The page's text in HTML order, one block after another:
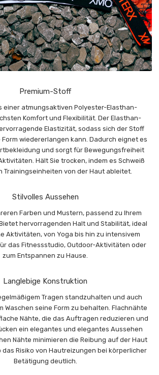
Premium-Stoff
einer atmungsaktiven Polyester-Elasthan-
Komfort und Flexibilität. Der Elasthan-
Elastizität, sodass sich der Stoff
wiedererlangen kann. Dadurch eignet es
und sorgt für Bewegungsfreiheit
Hält Sie trocken, indem es Schweiß
Trainingseinheiten von der Haut ableitet.
Stilvolles Aussehen
Farben und Mustern, passend zu Ihrem
hervorragenden Halt und Stabilität, ideal
Aktivitäten, von Yoga bis hin zu intensivem
das Fitnessstudio, Outdoor-Aktivitäten oder
zum Entspannen zu Hause.
Langlebige Konstruktion
Tragen standzuhalten und auch
Waschen seine Form zu behalten. Flachnähte
Nähte, die das Auftragen reduzieren und
ein elegantes und elegantes Aussehen
Nähte minimieren die Reibung auf der Haut
Risiko von Hautreizungen bei körperlicher
Betätigung deutlich.